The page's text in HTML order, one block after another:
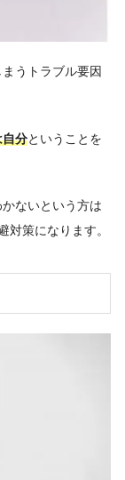
うトラブル要因
自分ということを
ないという方は
対策になります。